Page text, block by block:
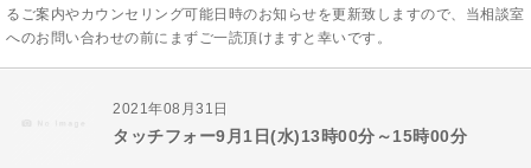
るご案内やカウンセリング可能日時のお知らせを更新致しますので、当相談室
へのお問い合わせの前にまずご一読頂けますと幸いです。
2021年08月31日
タッチフォー9月1日(水)13時00分～15時00分